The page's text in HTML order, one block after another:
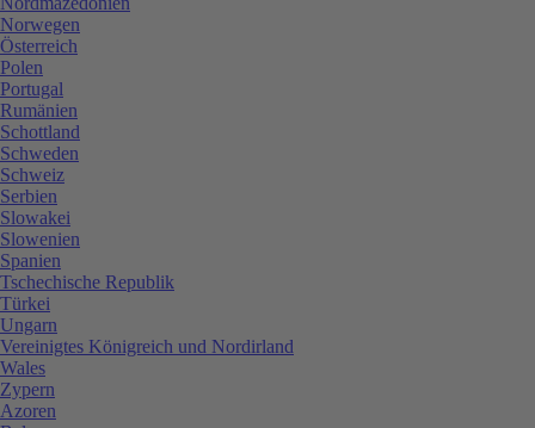
Norwegen
Österreich
Polen
Portugal
Rumänien
Schottland
Schweden
Schweiz
Serbien
Slowakei
Slowenien
Spanien
Tschechische Republik
Türkei
Ungarn
Vereinigtes Königreich und Nordirland
Wales
Zypern
Azoren